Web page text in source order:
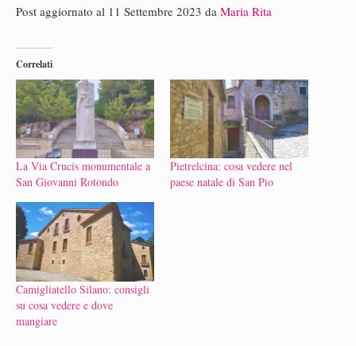
Post aggiornato al 11 Settembre 2023 da Maria Rita
Correlati
La Via Crucis monumentale a
San Giovanni Rotondo
Pietrelcina: cosa vedere nel
paese natale di San Pio
Camigliatello Silano: consigli
su cosa vedere e dove
mangiare